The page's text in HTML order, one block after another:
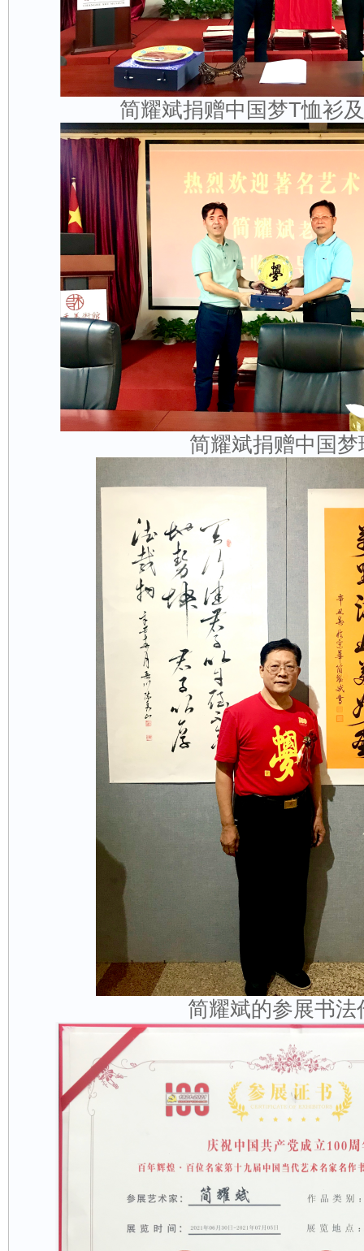
简耀斌捐赠中国梦T恤衫
简耀斌捐赠中国
简耀斌的参展书法